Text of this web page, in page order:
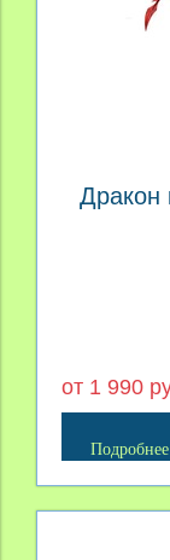
Дракон
от 1 990
Подробнее